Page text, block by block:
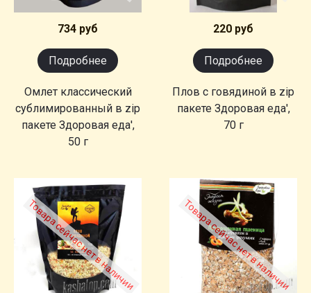
734 руб
Подробнее
Омлет классический
сублимированный в zip
пакете Здоровая еда',
50 г
220 руб
Подробнее
Плов с говядиной в zip
пакете Здоровая еда',
70 г
Товара сейчас нет в наличии Товара сейчас нет в наличии